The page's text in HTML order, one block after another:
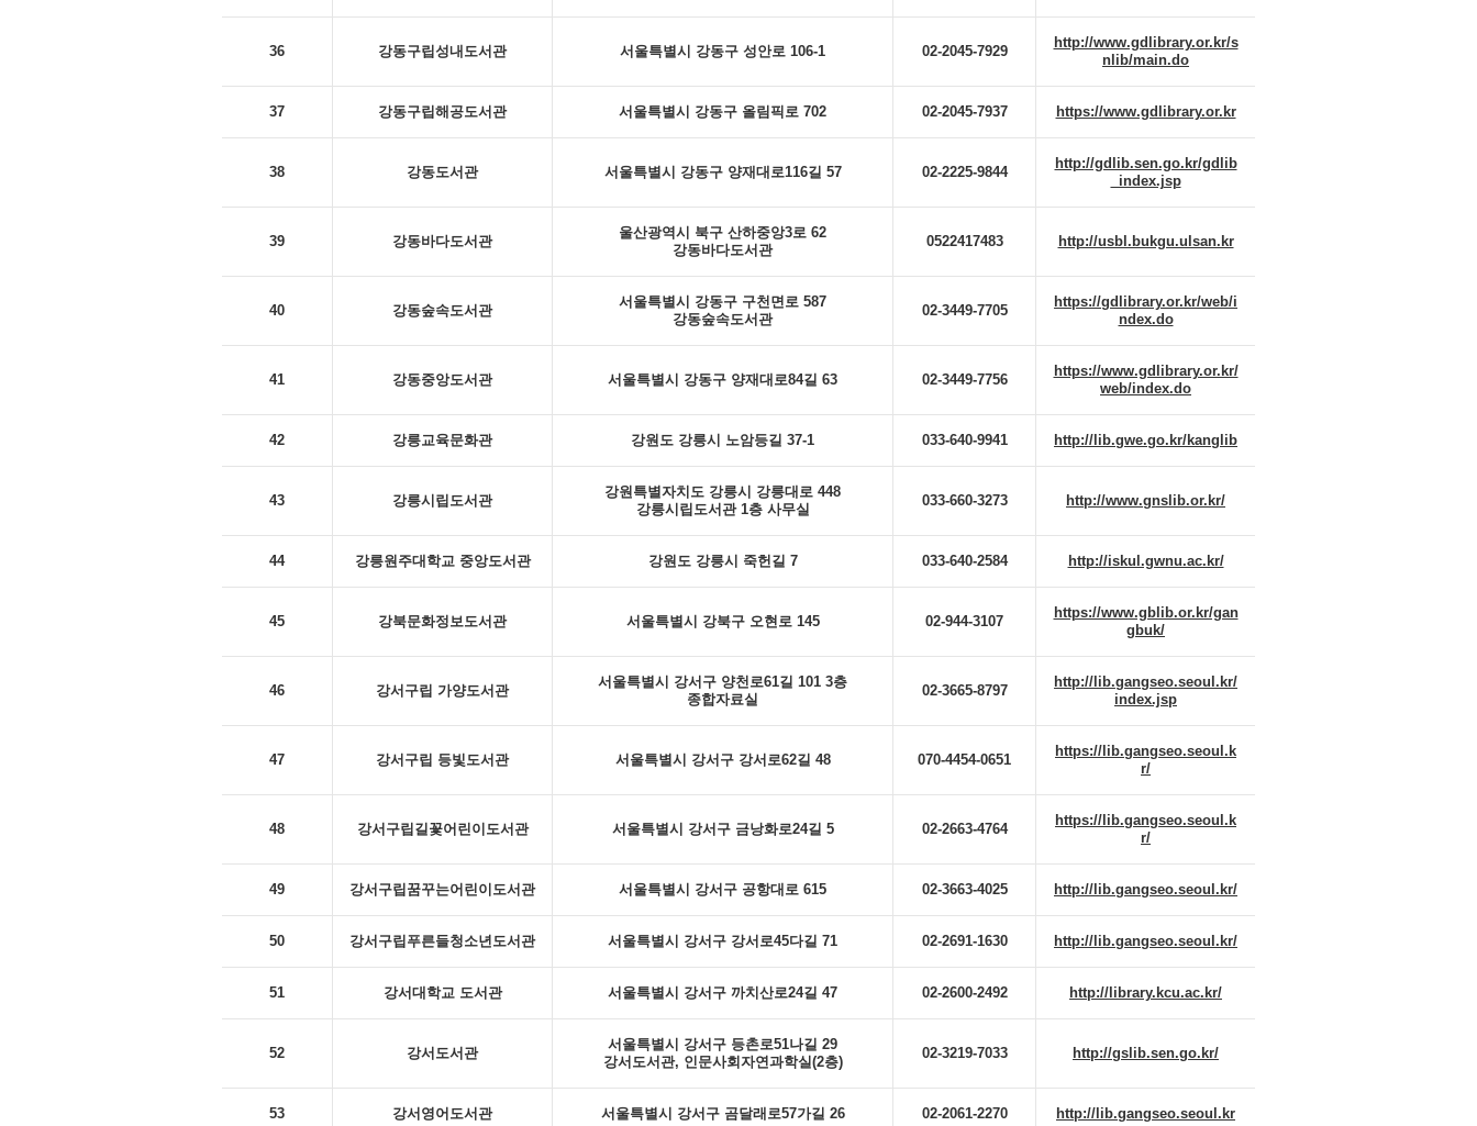
36 강동구립성내도서관 서울특별시 강동구 성안로 106-1 02-2045-7929
http://www.gdlibrary.or.kr/s
nlib/main.do
37 강동구립해공도서관 서울특별시 강동구 올림픽로 702 02-2045-7937 https://www.gdlibrary.or.kr
38 강동도서관 서울특별시 강동구 양재대로116길 57 02-2225-9844
http://gdlib.sen.go.kr/gdlib
_index.jsp
39 강동바다도서관
울산광역시 북구 산하중앙3로 62
강동바다도서관
0522417483 http://usbl.bukgu.ulsan.kr
40 강동숲속도서관
서울특별시 강동구 구천면로 587
강동숲속도서관
02-3449-7705
https://gdlibrary.or.kr/web/i
ndex.do
41 강동중앙도서관 서울특별시 강동구 양재대로84길 63 02-3449-7756
https://www.gdlibrary.or.kr/
web/index.do
42 강릉교육문화관 강원도 강릉시 노암등길 37-1 033-640-9941 http://lib.gwe.go.kr/kanglib
43 강릉시립도서관
강원특별자치도 강릉시 강릉대로 448
강릉시립도서관 1층 사무실
033-660-3273 http://www.gnslib.or.kr/
44 강릉원주대학교 중앙도서관 강원도 강릉시 죽헌길 7 033-640-2584 http://iskul.gwnu.ac.kr/
45 강북문화정보도서관 서울특별시 강북구 오현로 145 02-944-3107
https://www.gblib.or.kr/gan
gbuk/
46 강서구립 가양도서관
서울특별시 강서구 양천로61길 101 3층
종합자료실
02-3665-8797
http://lib.gangseo.seoul.kr/
index.jsp
47 강서구립 등빛도서관 서울특별시 강서구 강서로62길 48 070-4454-0651
https://lib.gangseo.seoul.k
r/
48 강서구립길꽃어린이도서관 서울특별시 강서구 금낭화로24길 5 02-2663-4764
https://lib.gangseo.seoul.k
r/
49 강서구립꿈꾸는어린이도서관 서울특별시 강서구 공항대로 615 02-3663-4025 http://lib.gangseo.seoul.kr/
50 강서구립푸른들청소년도서관 서울특별시 강서구 강서로45다길 71 02-2691-1630 http://lib.gangseo.seoul.kr/
51 강서대학교 도서관 서울특별시 강서구 까치산로24길 47 02-2600-2492 http://library.kcu.ac.kr/
52 강서도서관
서울특별시 강서구 등촌로51나길 29
강서도서관, 인문사회자연과학실(2층)
02-3219-7033 http://gslib.sen.go.kr/
53 강서영어도서관 서울특별시 강서구 곰달래로57가길 26 02-2061-2270 http://lib.gangseo.seoul.kr